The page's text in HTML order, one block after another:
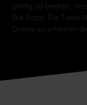
geldig op boeken,
Die Ärzte, Die Toten
Onkelz en artikelen